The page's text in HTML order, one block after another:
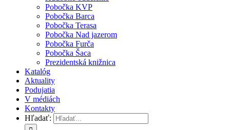
Pobočka KVP
Pobočka Barca
Pobočka Terasa
Pobočka Nad jazerom
Pobočka Furča
Pobočka Šaca
Prezidentská knižnica
Katalóg
Aktuality
Podujatia
V médiách
Kontakty
Hľadať: